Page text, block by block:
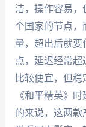
洁，操作容易，
个国家的节点，
量，超出后就要
点，延迟经常超
比较便宜，但
《和平精英》
的来说，这两款